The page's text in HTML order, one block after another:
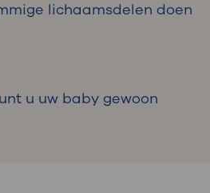
lichaamsdelen doen
u uw baby gewoon